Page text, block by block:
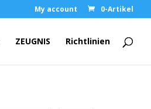
My account 0-Artikel
ZEUGNIS Richtlinien